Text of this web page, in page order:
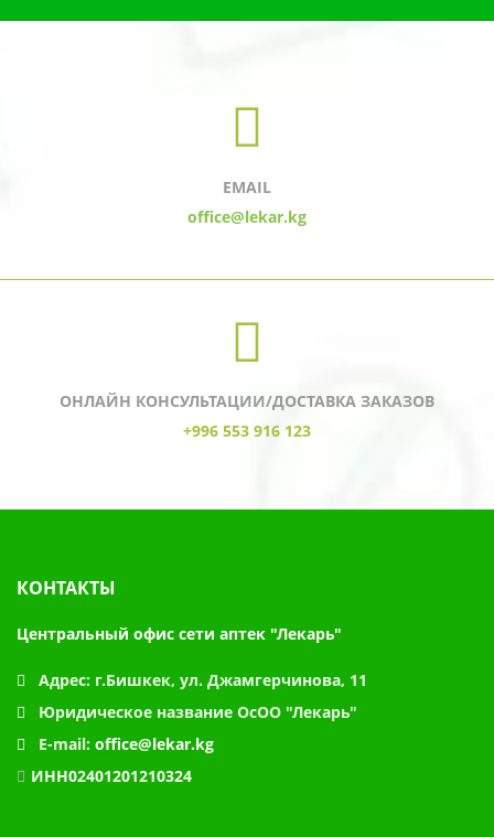
EMAIL
office@lekar.kg
ОНЛАЙН КОНСУЛЬТАЦИИ/ДОСТАВКА ЗАКАЗОВ
+996 553 916 123
КОНТАКТЫ
Центральный офис сети аптек "Лекарь"
Адрес: г.Бишкек, ул. Джамгерчинова, 11
Юридическое название ОсОО "Лекарь"
E-mail: office@lekar.kg
ИНН02401201210324